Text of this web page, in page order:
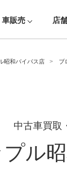
車販売 店
昭和バイパス店 ブ
中古車買取
プル